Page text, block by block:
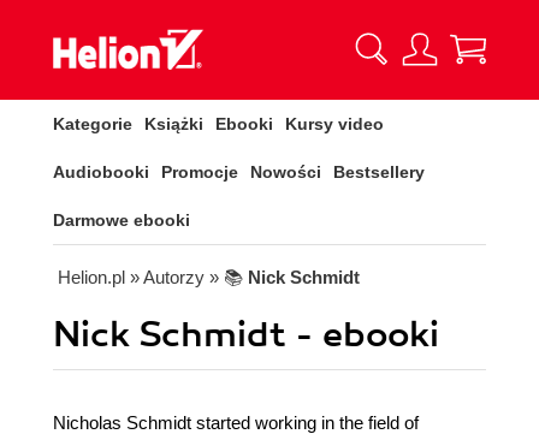
Kategorie Książki Ebooki Kursy video
Audiobooki Promocje Nowości Bestsellery
Darmowe ebooki
Helion.pl » Autorzy » 📚 Nick Schmidt
Nick Schmidt - ebooki
Nicholas Schmidt started working in the field of